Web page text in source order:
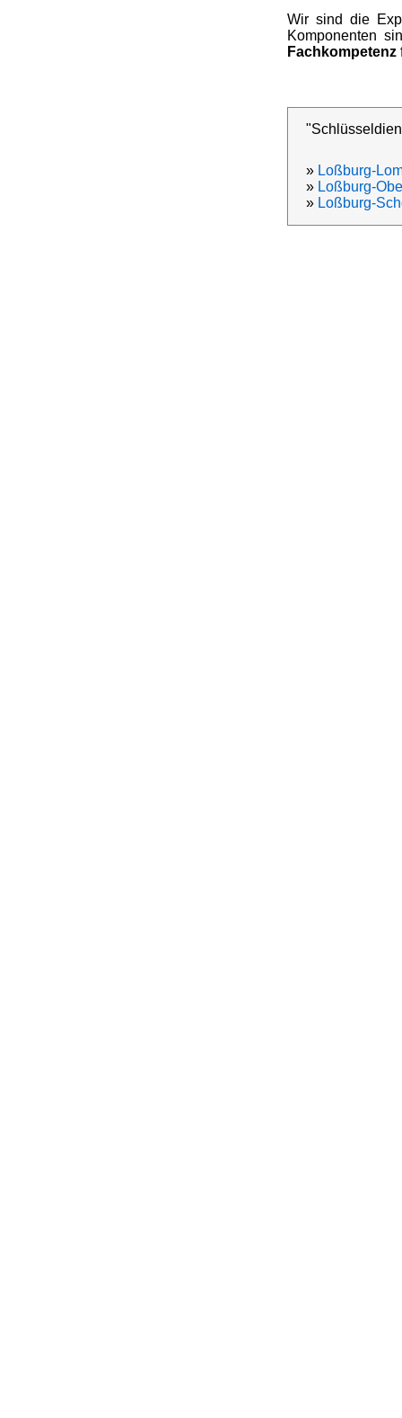
Wir sind die
Komponenten
Fachkompetenz
» Loßburg-
» Loßburg-
» Loßburg-